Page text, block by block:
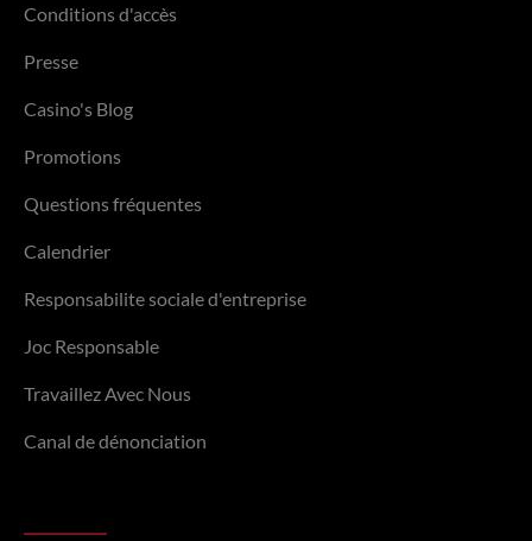
Conditions d'accès
Presse
Casino's Blog
Promotions
Questions fréquentes
Calendrier
Responsabilite sociale d'entreprise
Joc Responsable
Travaillez Avec Nous
Canal de dénonciation